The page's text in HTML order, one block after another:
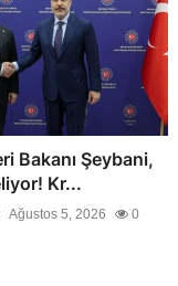
Bakanı Şeybani,
Kr...
Ağustos 5, 2026 0